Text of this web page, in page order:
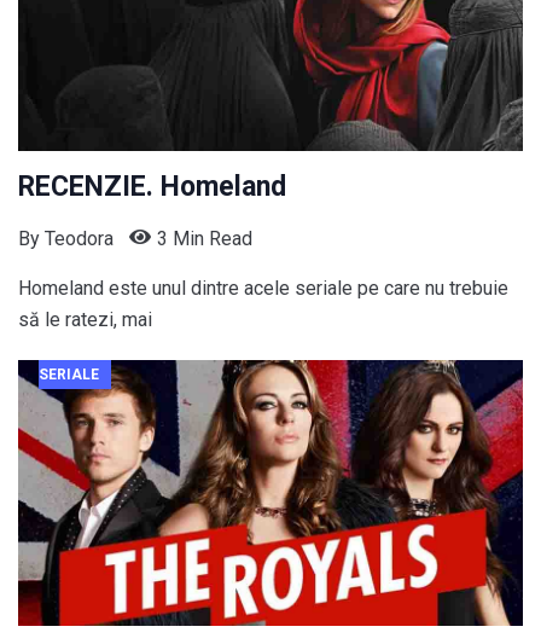
RECENZIE. Homeland
By Teodora 3 Min Read
Homeland este unul dintre acele seriale pe care nu trebuie
să le ratezi, mai
SERIALE